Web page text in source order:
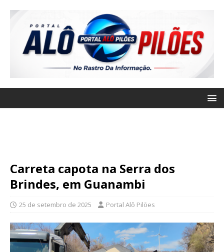
Carreta capota na Serra dos
Brindes, em Guanambi
25 de setembro de 2025 Portal Alô Pilões